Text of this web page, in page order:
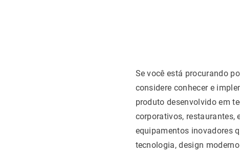
Se você está procurando
considere conhecer e
produto desenvolvido em
corporativos, restaurantes,
equipamentos inovadores
tecnologia, design